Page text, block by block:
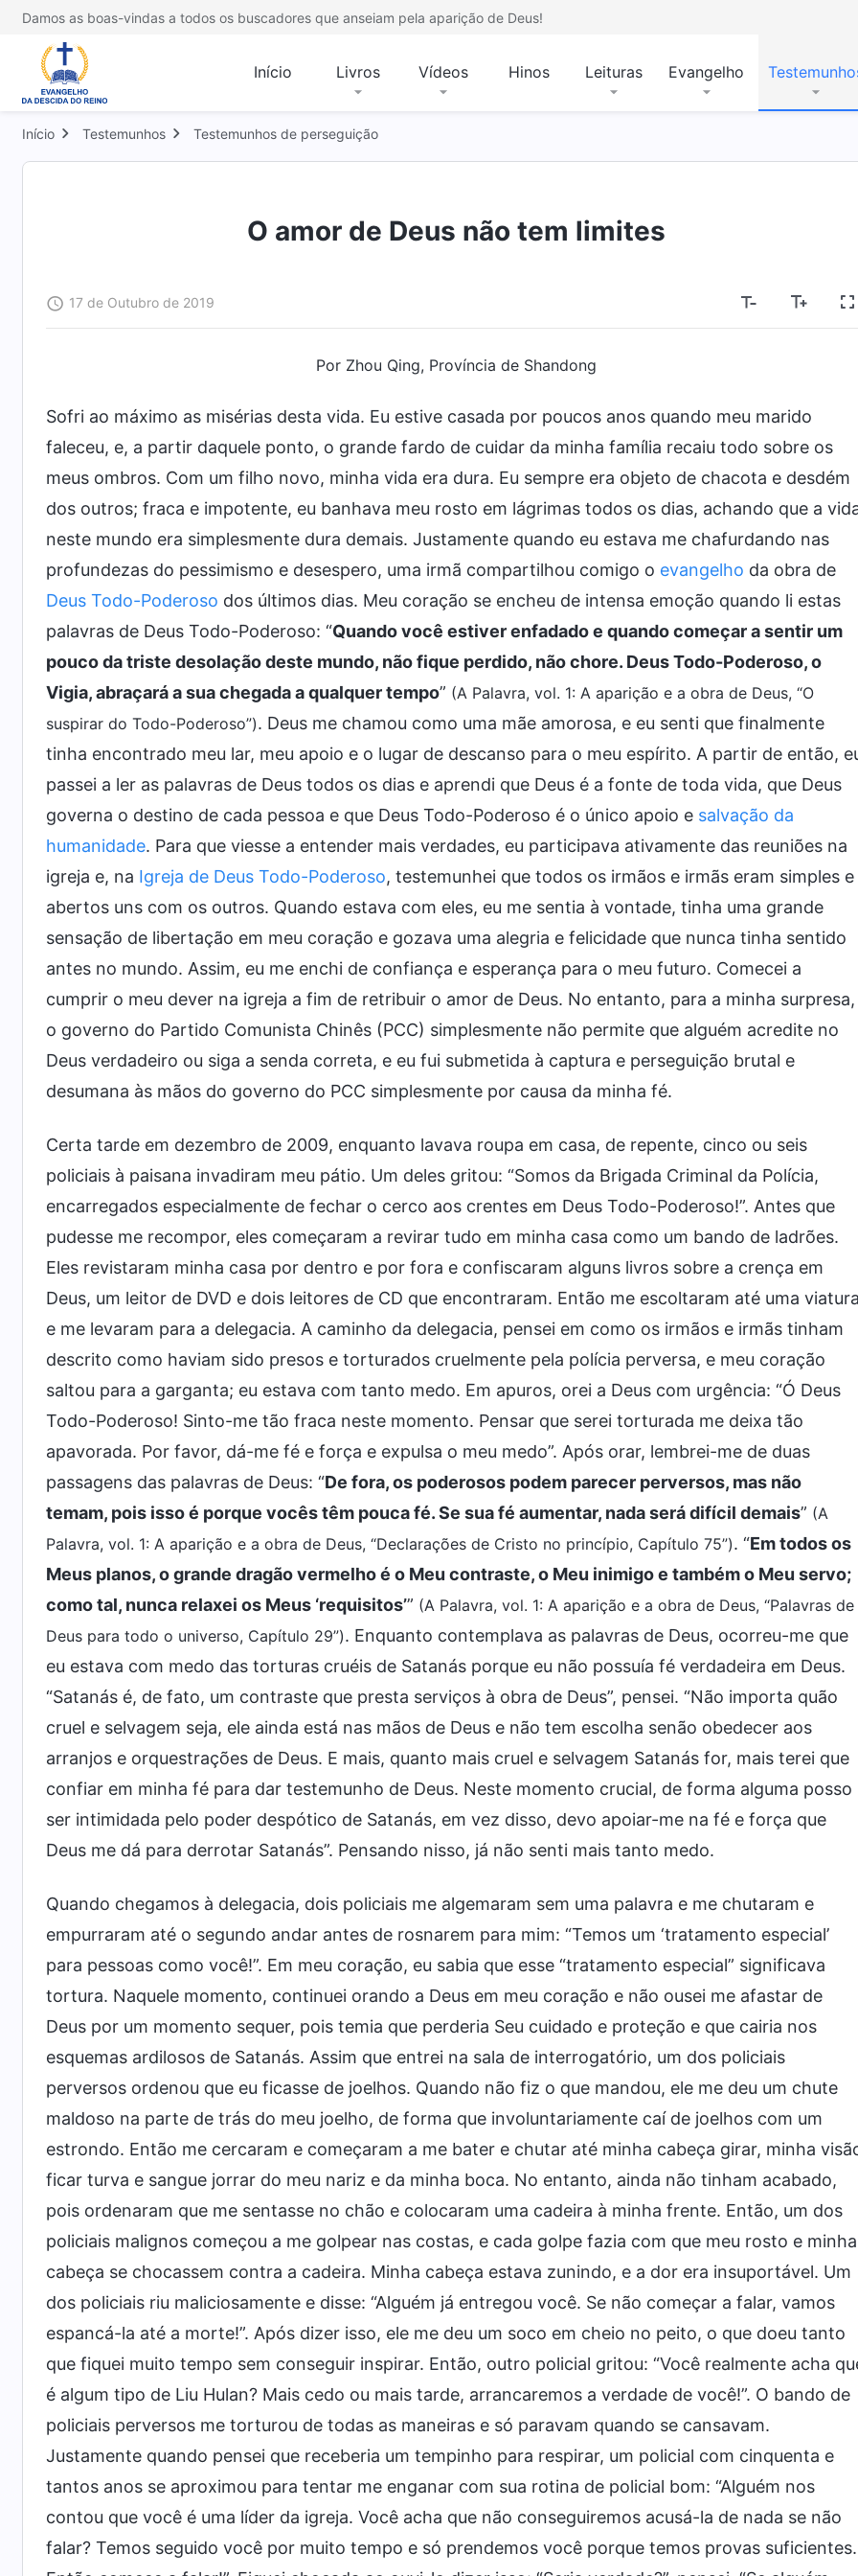
Damos as boas-vindas a todos os buscadores que anseiam pela aparição de Deus!
Início Livros Vídeos Hinos Leituras Evangelho
Início Testemunhos Testemunhos de perseguição
O amor de Deus não tem limites
17 de Outubro de 2019
Por Zhou Qing, Província de Shandong
Sofri ao máximo as misérias desta vida. Eu estive casada por poucos anos quando meu marido
faleceu, e, a partir daquele ponto, o grande fardo de cuidar da minha família recaiu todo sobre os
meus ombros. Com um filho novo, minha vida era dura. Eu sempre era objeto de chacota e desdém
dos outros; fraca e impotente, eu banhava meu rosto em lágrimas todos os dias, achando que a
neste mundo era simplesmente dura demais. Justamente quando eu estava me chafurdando nas
profundezas do pessimismo e desespero, uma irmã compartilhou comigo o evangelho da obra de
Deus Todo-Poderoso dos últimos dias. Meu coração se encheu de intensa emoção quando li estas
palavras de Deus Todo-Poderoso: “Quando você estiver enfadado e quando começar a sentir um
pouco da triste desolação deste mundo, não fique perdido, não chore. Deus Todo-Poderoso, o
Vigia, abraçará a sua chegada a qualquer tempo” (A Palavra, vol. 1: A aparição e a obra de Deus, “O
suspirar do Todo-Poderoso”). Deus me chamou como uma mãe amorosa, e eu senti que finalmente
tinha encontrado meu lar, meu apoio e o lugar de descanso para o meu espírito. A partir de então,
passei a ler as palavras de Deus todos os dias e aprendi que Deus é a fonte de toda vida, que Deus
governa o destino de cada pessoa e que Deus Todo-Poderoso é o único apoio e salvação da
humanidade. Para que viesse a entender mais verdades, eu participava ativamente das reuniões na
igreja e, na Igreja de Deus Todo-Poderoso, testemunhei que todos os irmãos e irmãs eram simples e
abertos uns com os outros. Quando estava com eles, eu me sentia à vontade, tinha uma grande
sensação de libertação em meu coração e gozava uma alegria e felicidade que nunca tinha sentido
antes no mundo. Assim, eu me enchi de confiança e esperança para o meu futuro. Comecei a
cumprir o meu dever na igreja a fim de retribuir o amor de Deus. No entanto, para a minha surpresa,
o governo do Partido Comunista Chinês (PCC) simplesmente não permite que alguém acredite no
Deus verdadeiro ou siga a senda correta, e eu fui submetida à captura e perseguição brutal e
desumana às mãos do governo do PCC simplesmente por causa da minha fé.
Certa tarde em dezembro de 2009, enquanto lavava roupa em casa, de repente, cinco ou seis
policiais à paisana invadiram meu pátio. Um deles gritou: “Somos da Brigada Criminal da Polícia,
encarregados especialmente de fechar o cerco aos crentes em Deus Todo-Poderoso!”. Antes que
pudesse me recompor, eles começaram a revirar tudo em minha casa como um bando de ladrões.
Eles revistaram minha casa por dentro e por fora e confiscaram alguns livros sobre a crença em
Deus, um leitor de DVD e dois leitores de CD que encontraram. Então me escoltaram até uma
e me levaram para a delegacia. A caminho da delegacia, pensei em como os irmãos e irmãs tinham
descrito como haviam sido presos e torturados cruelmente pela polícia perversa, e meu coração
saltou para a garganta; eu estava com tanto medo. Em apuros, orei a Deus com urgência: “Ó Deus
Todo-Poderoso! Sinto-me tão fraca neste momento. Pensar que serei torturada me deixa tão
apavorada. Por favor, dá-me fé e força e expulsa o meu medo”. Após orar, lembrei-me de duas
passagens das palavras de Deus: “De fora, os poderosos podem parecer perversos, mas não
temam, pois isso é porque vocês têm pouca fé. Se sua fé aumentar, nada será difícil demais” (A
Palavra, vol. 1: A aparição e a obra de Deus, “Declarações de Cristo no princípio, Capítulo 75”). “Em todos os
Meus planos, o grande dragão vermelho é o Meu contraste, o Meu inimigo e também o Meu servo;
como tal, nunca relaxei os Meus ‘requisitos’” (A Palavra, vol. 1: A aparição e a obra de Deus, “Palavras de
Deus para todo o universo, Capítulo 29”). Enquanto contemplava as palavras de Deus, ocorreu-me que
eu estava com medo das torturas cruéis de Satanás porque eu não possuía fé verdadeira em Deus.
“Satanás é, de fato, um contraste que presta serviços à obra de Deus”, pensei. “Não importa quão
cruel e selvagem seja, ele ainda está nas mãos de Deus e não tem escolha senão obedecer aos
arranjos e orquestrações de Deus. E mais, quanto mais cruel e selvagem Satanás for, mais terei que
confiar em minha fé para dar testemunho de Deus. Neste momento crucial, de forma alguma posso
ser intimidada pelo poder despótico de Satanás, em vez disso, devo apoiar-me na fé e força que
Deus me dá para derrotar Satanás”. Pensando nisso, já não senti mais tanto medo.
Quando chegamos à delegacia, dois policiais me algemaram sem uma palavra e me chutaram e
empurraram até o segundo andar antes de rosnarem para mim: “Temos um ‘tratamento especial’
para pessoas como você!”. Em meu coração, eu sabia que esse “tratamento especial” significava
tortura. Naquele momento, continuei orando a Deus em meu coração e não ousei me afastar de
Deus por um momento sequer, pois temia que perderia Seu cuidado e proteção e que cairia nos
esquemas ardilosos de Satanás. Assim que entrei na sala de interrogatório, um dos policiais
perversos ordenou que eu ficasse de joelhos. Quando não fiz o que mandou, ele me deu um chute
maldoso na parte de trás do meu joelho, de forma que involuntariamente caí de joelhos com um
estrondo. Então me cercaram e começaram a me bater e chutar até minha cabeça girar, minha
ficar turva e sangue jorrar do meu nariz e da minha boca. No entanto, ainda não tinham acabado,
pois ordenaram que me sentasse no chão e colocaram uma cadeira à minha frente. Então, um dos
policiais malignos começou a me golpear nas costas, e cada golpe fazia com que meu rosto e minha
cabeça se chocassem contra a cadeira. Minha cabeça estava zunindo, e a dor era insuportável. Um
dos policiais riu maliciosamente e disse: “Alguém já entregou você. Se não começar a falar, vamos
espancá-la até a morte!”. Após dizer isso, ele me deu um soco em cheio no peito, o que doeu tanto
que fiquei muito tempo sem conseguir inspirar. Então, outro policial gritou: “Você realmente acha
é algum tipo de Liu Hulan? Mais cedo ou mais tarde, arrancaremos a verdade de você!”. O bando de
policiais perversos me torturou de todas as maneiras e só paravam quando se cansavam.
Justamente quando pensei que receberia um tempinho para respirar, um policial com cinquenta e
tantos anos se aproximou para tentar me enganar com sua rotina de policial bom: “Alguém nos
contou que você é uma líder da igreja. Você acha que não conseguiremos acusá-la de nada se não
falar? Temos seguido você por muito tempo e só prendemos você porque temos provas suficientes.